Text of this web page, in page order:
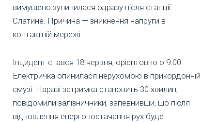
вимушено зупинилася одразу після станції
Слатине. Причина — зникнення напруги в
контактній мережі.
Інцидент стався 18 червня, орієнтовно о 9:00.
Електричка опинилася нерухомою в прикордонній
смузі. Наразі затримка становить 30 хвилин,
повідомили залізничники, запевнивши, що після
відновлення енергопостачання рух буде